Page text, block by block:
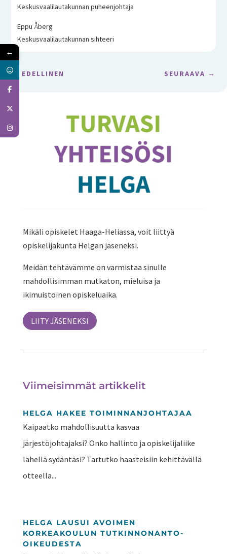
Keskusvaalilautakunnan puheenjohtaja
Eppu Åberg
Keskusvaalilautakunnan sihteeri
← EDELLINEN SEURAAVA →
Mikäli opiskelet Haaga-Heliassa, voit liittyä
opiskelijakunta Helgan jäseneksi.
Meidän tehtävämme on varmistaa sinulle
mahdollisimman mutkaton, mieluisa ja
ikimuistoinen opiskeluaika.
LIITY JÄSENEKSI
Viimeisimmät artikkelit
HELGA HAKEE TOIMINNANJOHTAJAA
Kaipaatko mahdollisuutta kasvaa
järjestöjohtajaksi? Onko hallinto ja opiskelijaliike
lähellä sydäntäsi? Tartutko haasteisiin kehittävällä
otteella...
HELGA LAUSUI AVOIMEN
KORKEAKOULUN TUTKINNONANTO-
OIKEUDESTA
←